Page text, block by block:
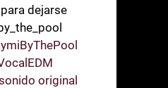
dejarse
original